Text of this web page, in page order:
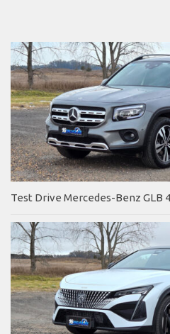
Test Drive Mercedes-Benz GLB